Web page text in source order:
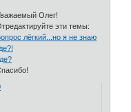
Олег!
эти темы:
лёгкий...но я не знаю